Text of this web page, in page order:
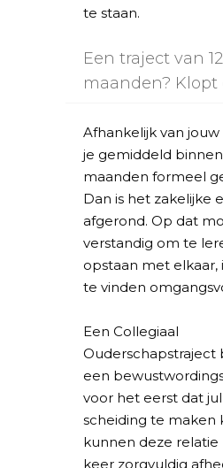
te staan.
Een traject van 12
maanden? Klopt
Afhankelijk van
je gemiddeld
maanden formeel
Dan is het zakelijke
afgerond. Op dat
verstandig om te
opstaan met elkaar,
te vinden
Een Collegiaal
Ouderschapstraject
een
voor het eerst dat
scheiding te maken
kunnen deze relatie
keer zorgvuldig